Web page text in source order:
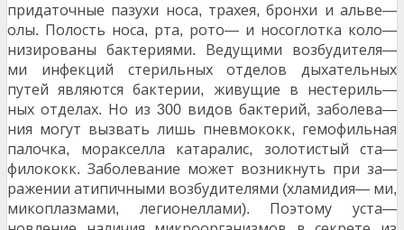
придаточные пазухи носа, трахея,бронхи и альве—
олы. Полость носа, рта, рото— и носоглотка коло—
низированы бактериями. Ведущими возбудителя—
ми инфекций стерильных отделов дыхательных
путей являются бактерии, живущие в нестериль—
ных отделах. Но из 300 видов бактерий, заболева—
ния могут вызвать лишь пневмококк, гемофильная
палочка, моракселла катаралис, золотистый ста—
филококк. Заболевание может возникнуть при за—
ражении атипичными возбудителями (хламидия— ми,
микоплазмами, легионеллами). Поэтому уста—